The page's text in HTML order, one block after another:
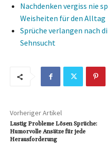
Nachdenken vergiss nie
Weisheiten für den Alltag
Sprüche verlangen nach
Sehnsucht
Vorheriger Artikel
Lustig Probleme Lösen Sprüche:
Humorvolle Ansätze für jede
Herausforderung